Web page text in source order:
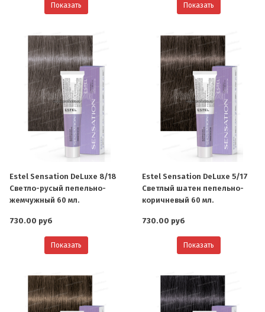
Показать Показать
Estel Sensation DeLuxe 8/18
Светло-русый пепельно-
жемчужный 60 мл.
730.00 руб
Показать
Estel Sensation DeLuxe 5/17
Светлый шатен пепельно-
коричневый 60 мл.
730.00 руб
Показать